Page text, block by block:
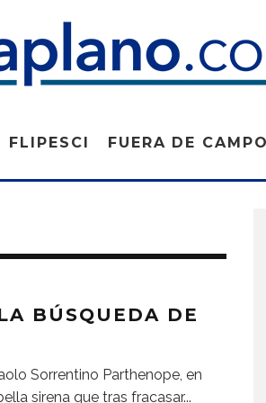
FLIPESCI FUERA DE
BÚSQUEDA DE
Sorrentino Parthenope, en
sirena que tras fracasar...